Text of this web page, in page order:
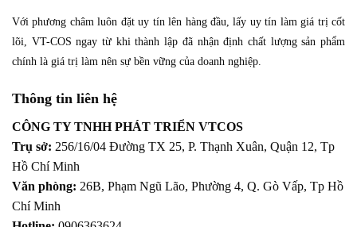
Với phương châm luôn đặt uy tín lên hàng đầu, lấy uy tín làm giá trị cốt
lõi, VT-COS ngay từ khi thành lập đã nhận định chất lượng sản phẩm
chính là giá trị làm nên sự bền vững của doanh nghiệp.
Thông tin liên hệ
CÔNG TY TNHH PHÁT TRIỂN VTCOS
Trụ sở: 256/16/04 Đường TX 25, P. Thạnh Xuân, Quận 12, Tp
Hồ Chí Minh
Văn phòng: 26B, Phạm Ngũ Lão, Phường 4, Q. Gò Vấp, Tp Hồ
Chí Minh